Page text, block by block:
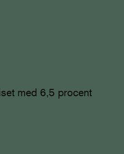
med 6,5 procent